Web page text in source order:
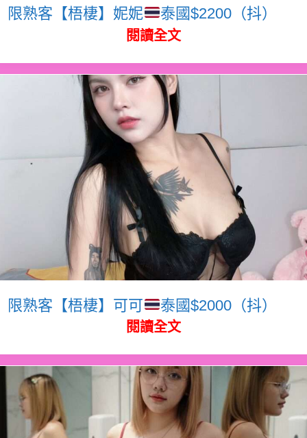
限熟客【梧棲】妮妮 泰國$2200（抖）
閱讀全文
限熟客【梧棲】可可 泰國$2000（抖）
閱讀全文